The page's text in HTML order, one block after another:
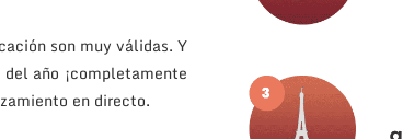
son muy válidas. Y
año ¡completamente
en directo.